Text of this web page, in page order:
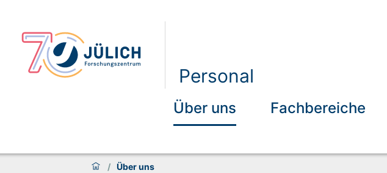
Personal
Über uns Fachbereiche
/ Über uns